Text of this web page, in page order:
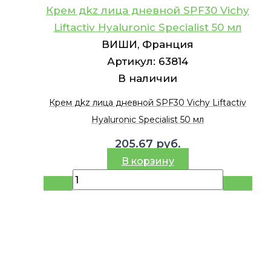
Крем дkz лица дневной SPF30 Vichy
Liftactiv Hyaluronic Specialist 50 мл
ВИШИ, Франция
Артикул: 63814
В наличии
Крем дkz лица дневной SPF30 Vichy Liftactiv
Hyaluronic Specialist 50 мл
205.67 руб.
В корзину